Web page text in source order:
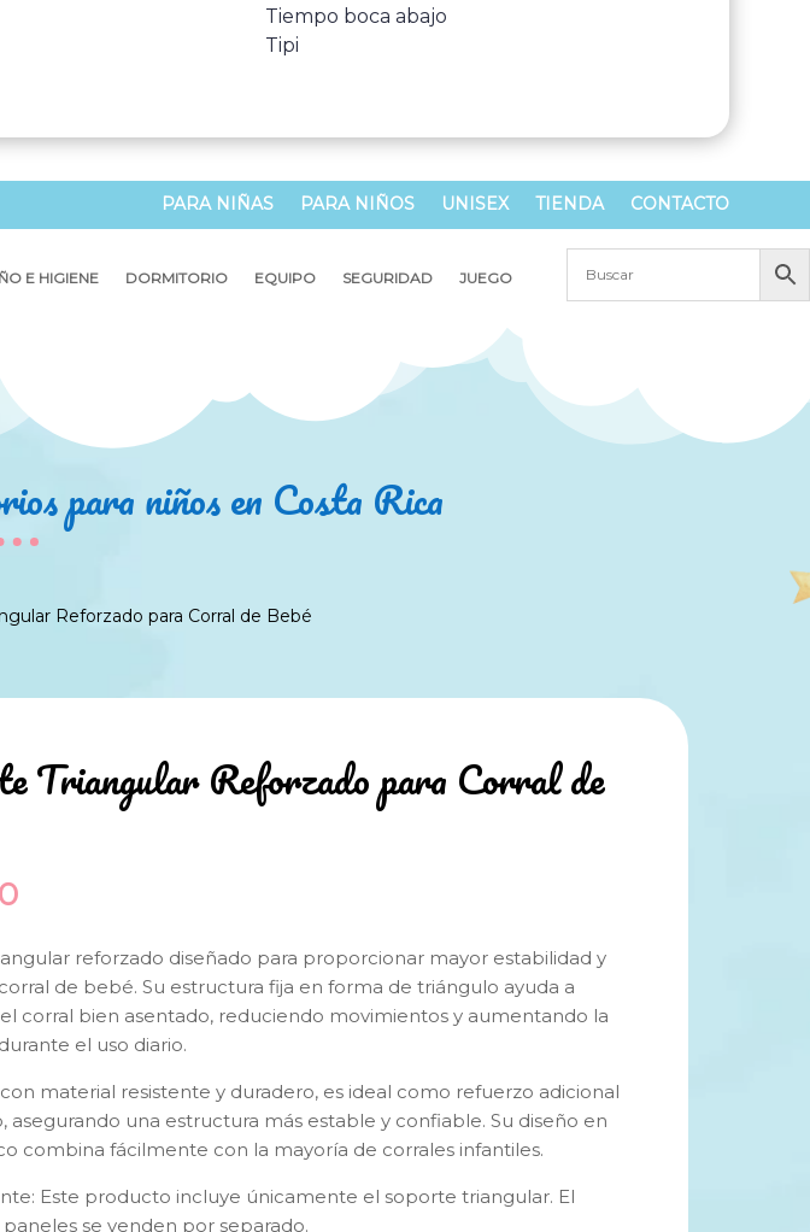
Tiempo boca abajo
Tipi
PARA NIÑAS PARA NIÑOS UNISEX TIENDA CONTACTO
E HIGIENE DORMITORIO EQUIPO SEGURIDAD JUEGO
para niños en Costa Rica
Reforzado para Corral de Bebé
Triangular Reforzado para Corral de
reforzado diseñado para proporcionar mayor estabilidad y
de bebé. Su estructura fija en forma de triángulo ayuda a
corral bien asentado, reduciendo movimientos y aumentando la
el uso diario.
material resistente y duradero, es ideal como refuerzo adicional
asegurando una estructura más estable y confiable. Su diseño en
combina fácilmente con la mayoría de corrales infantiles.
Este producto incluye únicamente el soporte triangular. El
paneles se venden por separado.